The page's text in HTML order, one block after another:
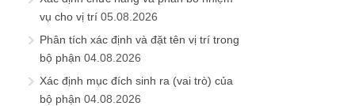
vụ cho vị trí 05.08.2026
Phân tích xác định và đặt tên vị trí trong
bộ phận 04.08.2026
Xác định mục đích sinh ra (vai trò) của
bộ phận 04.08.2026